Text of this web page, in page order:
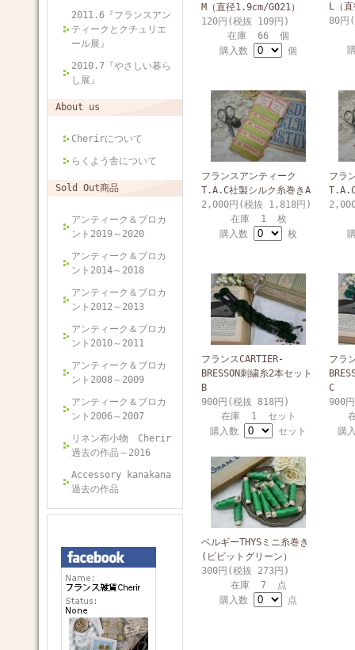
2011.6『フランスアン
ティークとクチュリエ
ール展』
2010.7『やさしい暮ら
し展』
About us
Cherirについて
らくよう舎について
Sold Out商品
アンティーク＆ブロカ
ント2019～2020
アンティーク＆ブロカ
ント2014～2018
アンティーク＆ブロカ
ント2012～2013
アンティーク＆ブロカ
ント2010～2011
アンティーク＆ブロカ
ント2008～2009
アンティーク＆ブロカ
ント2006～2007
リネン布小物 Cherir
過去の作品～2016
Accessory kanakana
過去の作品
M（直径1.9cm/GO21）
120円(税抜 109円)
在庫 66 個
購入数
個
L（
80円
フランスアンティーク
T.A.C社製シルク糸巻きA
2,000円(税抜 1,818円)
在庫 1 枚
購入数
枚
フラ
フランスCARTIER-
BRESSON刺繍糸2本セット
B
900円(税抜 818円)
在庫 1 セット
購入数
セット
フラ
C
900
購
ベルギーTHYSミニ糸巻き
(ビビットグリーン）
300円(税抜 273円)
在庫 7 点
購入数
点